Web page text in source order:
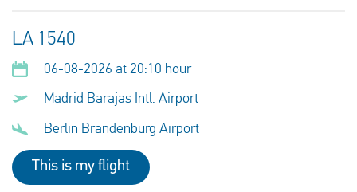
LA 1540
06-08-2026 at 20:10 hour
Madrid Barajas Intl. Airport
Berlin Brandenburg Airport
This is my flight